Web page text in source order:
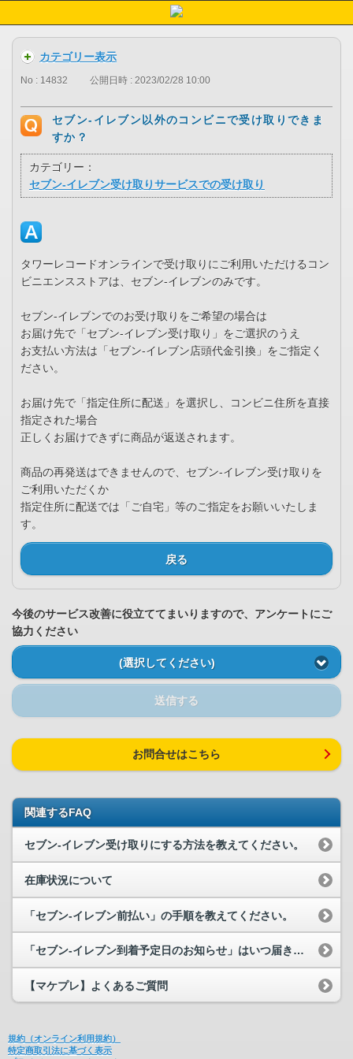
カテゴリー表示
No : 14832 公開日時 : 2023/02/28 10:00
セブン-イレブン以外のコンビニで受け取りできま
すか？
カテゴリー：
セブン-イレブン受け取りサービスでの受け取り
タワーレコードオンラインで受け取りにご利用いただけるコン
ビニエンスストアは、セブン-イレブンのみです。
セブン-イレブンでのお受け取りをご希望の場合は
お届け先で「セブン-イレブン受け取り」をご選択のうえ
お支払い方法は「セブン-イレブン店頭代金引換」をご指定く
ださい。
お届け先で「指定住所に配送」を選択し、コンビニ住所を直接
指定された場合
正しくお届けできずに商品が返送されます。
商品の再発送はできませんので、セブン-イレブン受け取りを
ご利用いただくか
指定住所に配送では「ご自宅」等のご指定をお願いいたしま
す。
戻る
今後のサービス改善に役立ててまいりますので、アンケートにご
協力ください
(選択してください)
送信する
お問合せはこちら
関連するFAQ
セブン-イレブン受け取りにする方法を教えてください。
在庫状況について
「セブン-イレブン前払い」の手順を教えてください。
「セブン-イレブン到着予定日のお知らせ」はいつ届きますか？
【マケプレ】よくあるご質問
規約（オンライン利用規約）
特定商取引法に基づく表示